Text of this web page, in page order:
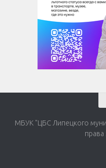
МБУК "ЦБС Липецкого